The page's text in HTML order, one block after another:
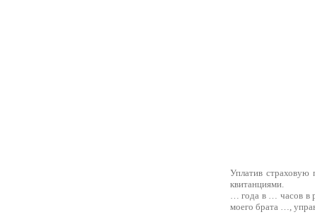
Уплатив страховую
квитанциями.
… года в … часов в
моего брата …,